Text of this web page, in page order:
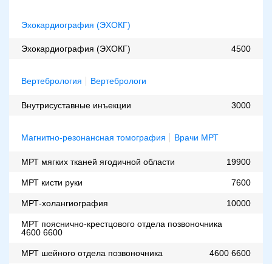
Эхокардиография (ЭХОКГ)
Эхокардиография (ЭХОКГ) 4500
Вертебрология Вертебрологи
Внутрисуставные инъекции 3000
Магнитно-резонансная томография Врачи МРТ
МРТ мягких тканей ягодичной области 19900
МРТ кисти руки 7600
МРТ-холангиография 10000
МРТ пояснично-крестцового отдела позвоночника
4600 6600
МРТ шейного отдела позвоночника 4600 6600